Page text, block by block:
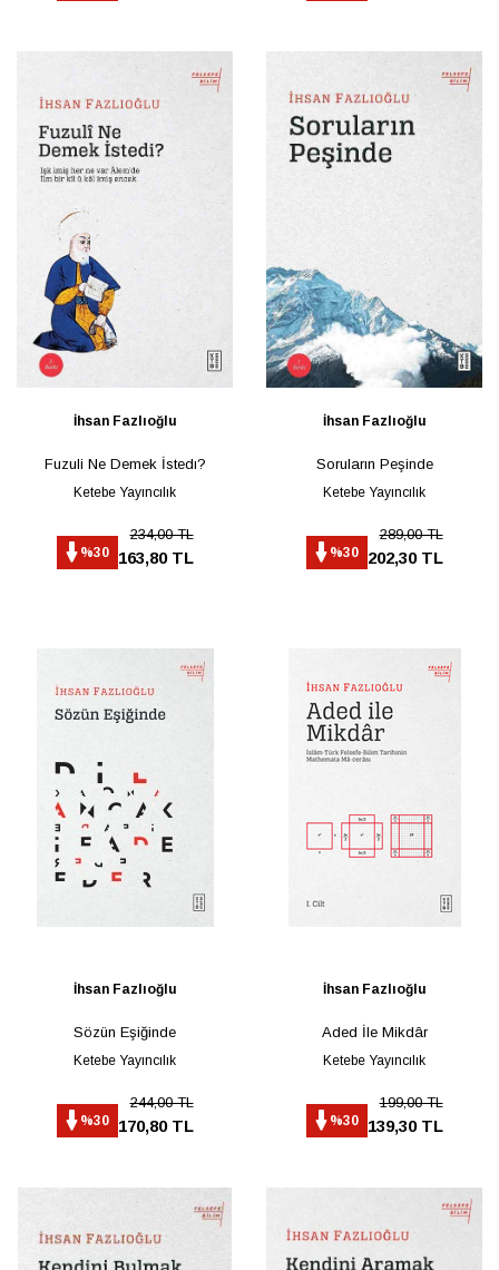
İhsan Fazlıoğlu
Fuzuli Ne Demek İstedı?
Ketebe Yayıncılık
%30
234,00 TL
163,80 TL
İhsan Fazlıoğlu
Soruların Peşinde
Ketebe Yayıncılık
%30
289,00 TL
202,30 TL
İhsan Fazlıoğlu
Sözün Eşiğinde
Ketebe Yayıncılık
%30
244,00 TL
170,80 TL
İhsan Fazlıoğlu
Aded İle Mikdâr
Ketebe Yayıncılık
%30
199,00 TL
139,30 TL